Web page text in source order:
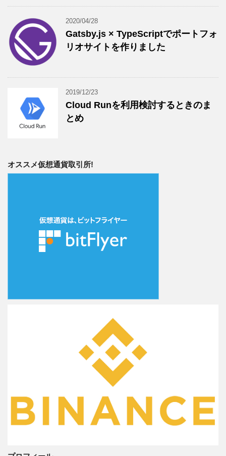
2020/04/28
Gatsby.js × TypeScriptでポートフォ
リオサイトを作りました
2019/12/23
Cloud Runを利用検討するときのま
とめ
オススメ仮想通貨取引所!